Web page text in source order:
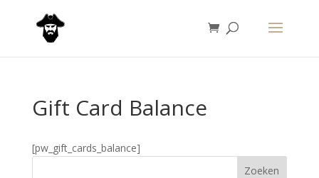
Gift Card Balance
[pw_gift_cards_balance]
Zoeken